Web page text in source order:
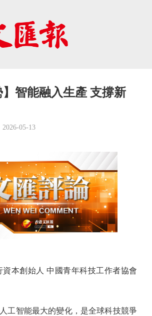
】智能融入生產 支撐新
2026-05-13
創始人 中國青年科技工作者協會
智能最大的變化，是全球科技競爭